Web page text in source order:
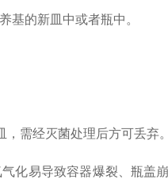
基的新皿中或者瓶中。
需经灭菌处理后方可丢弃。
化易导致容器爆裂、瓶盖